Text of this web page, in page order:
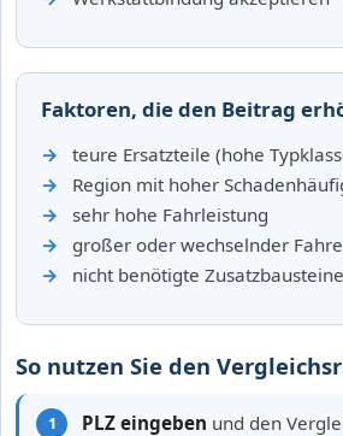
Faktoren, die den Beitrag
teure Ersatzteile (hohe
Region mit hoher
sehr hohe Fahrleistung
großer oder wechselnder
nicht benötigte Zusatzbausteine
So nutzen Sie den
PLZ eingeben und den